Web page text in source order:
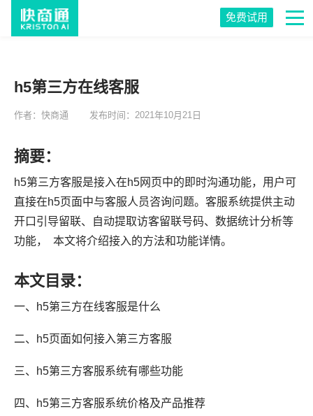
免费试用
h5第三方在线客服
作者：快商通 发布时间：2021年10月21日
摘要：
h5第三方客服是接入在h5网页中的即时沟通功能，用户可
直接在h5页面中与客服人员咨询问题。客服系统提供主动
开口引导留联、自动提取访客留联号码、数据统计分析等
功能， 本文将介绍接入的方法和功能详情。
本文目录：
一、h5第三方在线客服是什么
二、h5页面如何接入第三方客服
三、h5第三方客服系统有哪些功能
四、h5第三方客服系统价格及产品推荐